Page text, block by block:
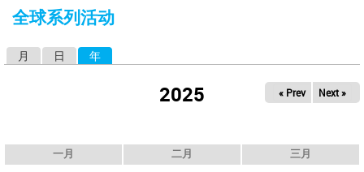
这
全球系列活动
月 日 年
2025 « Prev Next »
一月 二月 三月